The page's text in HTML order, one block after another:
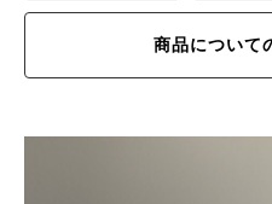
商品について